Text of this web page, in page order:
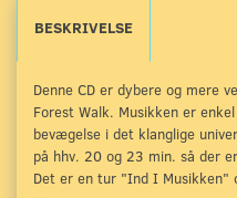
BESKRIVELSE
Denne CD er dybere og mere
Forest Walk. Musikken er
bevægelse i det klanglige
på hhv. 20 og 23 min. så der
Det er en tur "Ind I Musikken"